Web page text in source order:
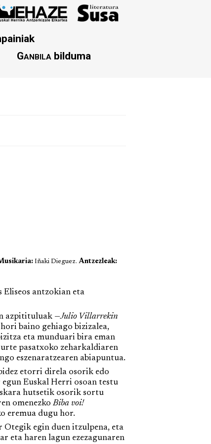
Ganbila bilduma
Iñaki Dieguez. Antzezleak:
antzokian eta
azpitituluak —Julio Villarrekin
baino gehiago bizizalea,
eta munduari bira eman
pasatxoko zeharkaldiaren
eszenaratzearen abiapuntua.
etorri direla osorik edo
Euskal Herri osoan testu
hutsetik osorik sortu
omenezkoBiba voi!
eremua dugu hor.
Otegik egin duen itzulpena, eta
eta haren lagun ezezagunaren